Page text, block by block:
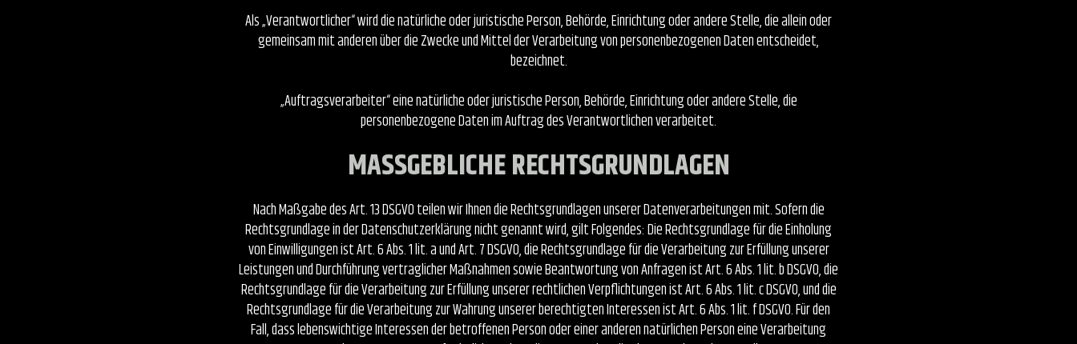
Als „Verantwortlicher“ wird die natürliche oder juristische Person, Behörde, Einrichtung oder andere Stelle, die allein oder
gemeinsam mit anderen über die Zwecke und Mittel der Verarbeitung von personenbezogenen Daten entscheidet,
bezeichnet.
„Auftragsverarbeiter“ eine natürliche oder juristische Person, Behörde, Einrichtung oder andere Stelle, die
personenbezogene Daten im Auftrag des Verantwortlichen verarbeitet.
MASSGEBLICHE RECHTSGRUNDLAGEN
Nach Maßgabe des Art. 13 DSGVO teilen wir Ihnen die Rechtsgrundlagen unserer Datenverarbeitungen mit. Sofern die
Rechtsgrundlage in der Datenschutzerklärung nicht genannt wird, gilt Folgendes: Die Rechtsgrundlage für die Einholung
von Einwilligungen ist Art. 6 Abs. 1 lit. a und Art. 7 DSGVO, die Rechtsgrundlage für die Verarbeitung zur Erfüllung unserer
Leistungen und Durchführung vertraglicher Maßnahmen sowie Beantwortung von Anfragen ist Art. 6 Abs. 1 lit. b DSGVO, die
Rechtsgrundlage für die Verarbeitung zur Erfüllung unserer rechtlichen Verpflichtungen ist Art. 6 Abs. 1 lit. c DSGVO, und die
Rechtsgrundlage für die Verarbeitung zur Wahrung unserer berechtigten Interessen ist Art. 6 Abs. 1 lit. f DSGVO. Für den
Fall, dass lebenswichtige Interessen der betroffenen Person oder einer anderen natürlichen Person eine Verarbeitung